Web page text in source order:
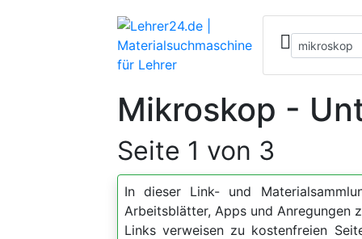
Mikroskop -
Seite 1 von 3
In dieser Link- und
Arbeitsblätter, Apps und Anregungen
Links verweisen zu kostenfreien